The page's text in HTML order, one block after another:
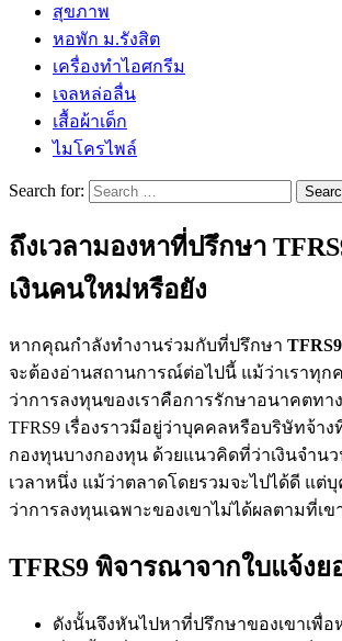
สุขภาพ
หอพัก ม.รังสิต
เครื่องทำไอศกรีม
เจลหล่อลื่น
เสื้อผ้าเด็ก
ไมโครไพล์
Search for:
ถึงเวลามองหาที่ปรึกษา
เงินคนใหม่หรือยัง
หากคุณกำลังทำงานร่วมกับที่ปรึกษา TFRS9
จะต้องอ่านสถานการณ์ต่อไปนี้ แม้ว่าเราทุก
ว่าการลงทุนของเราคือการรักษาอนาคตทาง
TFRS9 เรื่องราวมีอยู่ว่าบุคคลหรือบริษัทจ้า
กองทุนบางกองทุน ด้วยแนวคิดที่ว่าเงินจำน
เวลาหนึ่ง แม้ว่าตลาดโดยรวมจะไปได้ดี แต่
ว่าการลงทุนเฉพาะของเขาไม่ได้ผลตามที่เข
TFRS9 พิจารณาจากใบแจ้งย
ดังนั้นจึงหันไปหาที่ปรึกษาของเขาเพื่